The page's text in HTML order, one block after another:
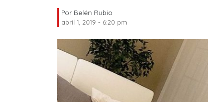
Por Belén Rubio
abril 1, 2019 - 6:20 pm